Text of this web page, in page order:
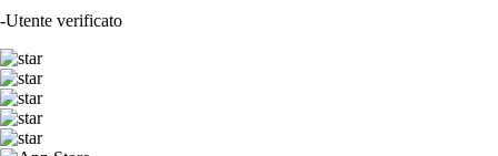
-Utente verificato